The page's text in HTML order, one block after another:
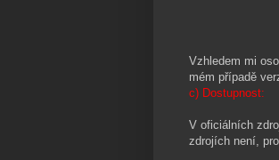
Vzhledem mi
mém případě
c) Dostupnost:
V oficiálních
zdrojích není,